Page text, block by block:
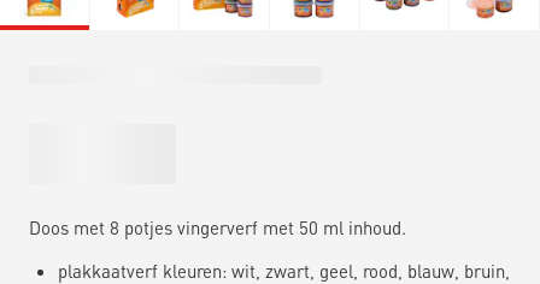
Doos met 8 potjes vingerverf met 50 ml inhoud.
plakkaatverf kleuren: wit, zwart, geel, rood, blauw, bruin,